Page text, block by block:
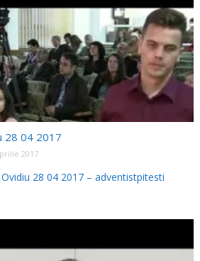
28 04 2017
2017
28 04 2017 – adventistpitesti